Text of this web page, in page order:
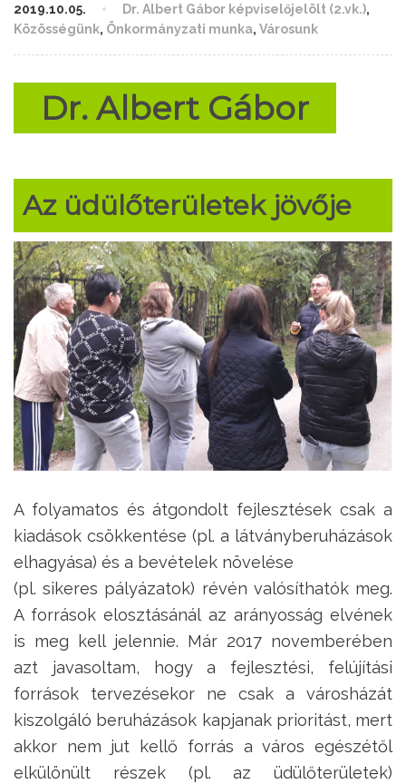
2019.10.05. Dr. Albert Gábor képviselőjelölt (2.vk.),
Közösségünk, Önkormányzati munka, Városunk
Dr. Albert Gábor
Az üdülőterületek jövője
A folyamatos és átgondolt fejlesztések csak a
kiadások csökkentése (pl. a látványberuházások
elhagyása) és a bevételek növelése
(pl. sikeres pályázatok) révén valósíthatók meg.
A források elosztásánál az arányosság elvének
is meg kell jelennie. Már 2017 novemberében
azt javasoltam, hogy a fejlesztési, felújítási
források tervezésekor ne csak a városházát
kiszolgáló beruházások kapjanak prioritást, mert
akkor nem jut kellő forrás a város egészétől
elkülönült részek (pl. az üdülőterületek)